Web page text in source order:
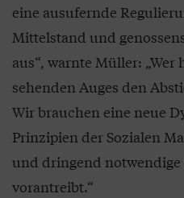
eine ausufernde
Mittelstand und
aus“, warnte Müller:
sehenden Auges den
Wir brauchen eine neue
Prinzipien der Sozialen
und dringend
vorantreibt.“